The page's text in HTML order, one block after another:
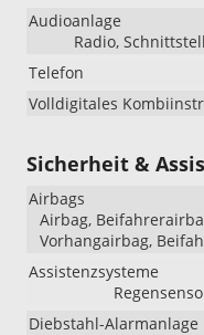
Audioanlage
Radio,
Telefon
Volldigitales
Sicherheit &
Airbags
Airbag,
Vorhangairbag,
Assistenzsysteme
Diebstahl-Alarmanlage